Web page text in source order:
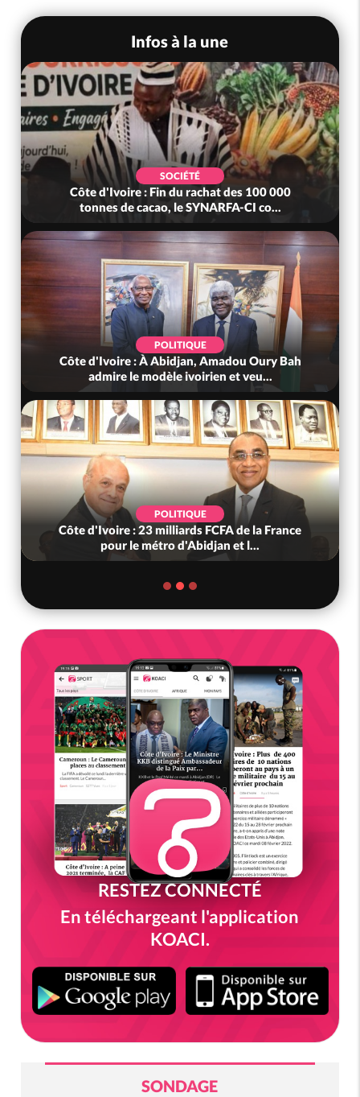
Infos à la une
SOCIÉTÉ
Côte d'Ivoire : Fin du rachat des 100 000
tonnes de cacao, le SYNARFA-CI co...
POLITIQUE
Côte d'Ivoire : À Abidjan, Amadou Oury Bah
admire le modèle ivoirien et veu...
POLITIQUE
Côte d'Ivoire : 23 milliards FCFA de la France
pour le métro d'Abidjan et l...
RESTEZ CONNECTÉ
En téléchargeant l'application
KOACI.
SONDAGE